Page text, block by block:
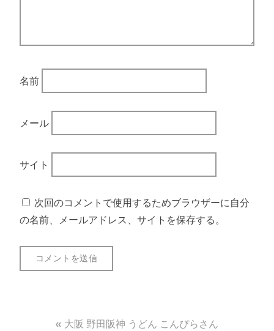
名前
メール
サイト
次回のコメントで使用するためブラウザーに自分
の名前、メールアドレス、サイトを保存する。
大阪 野田阪神 うどん こんぴらさん